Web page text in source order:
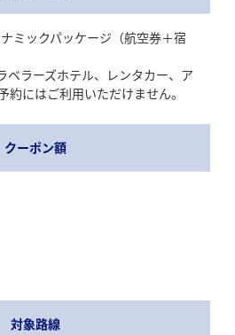
ミックパッケージ（航空券＋宿
ベラーズホテル、レンタカー、ア
約にはご利用いただけません。
クーポン額
対象路線